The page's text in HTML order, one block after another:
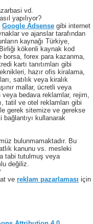
vd.
yapılıyor?
Google Adsense gibi internet
ve ajanslar tarafından
kaynağı Türkiye,
kökenli kaynak kod
borsa, forex para kazanma,
kartı tanıtımları gibi
hazır ofis kiralama,
satılık veya kiralık
mallar, ücretli veya
bedava reklamlar, rejim,
tatil ve otel reklamları gibi
ile gerek sitemize ve gerekse
kullanarak
bulunmamaktadır. Bu
kanunu vs. mesleki
tabi tutulmuş veya
değiliz.
ve reklam pazarlaması için